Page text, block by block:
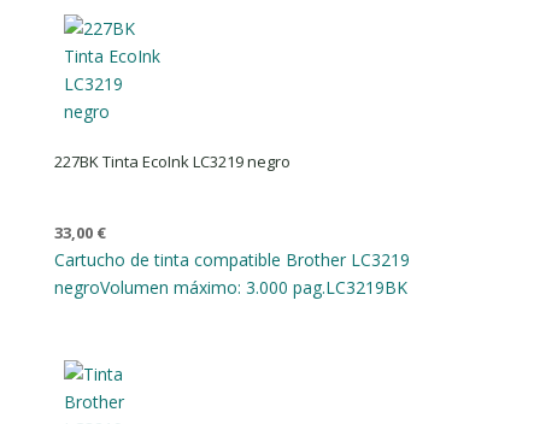
227BK Tinta EcoInk LC3219 negro
33,00 €
Cartucho de tinta compatible Brother LC3219
negroVolumen máximo: 3.000 pag.LC3219BK